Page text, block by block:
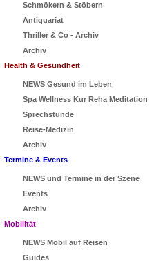
Schmökern & Stöbern
Antiquariat
Thriller & Co - Archiv
Archiv
Health & Gesundheit
NEWS Gesund im Leben
Spa Wellness Kur Reha Meditation
Sprechstunde
Reise-Medizin
Archiv
Termine & Events
NEWS und Termine in der Szene
Events
Archiv
Mobilität
NEWS Mobil auf Reisen
Guides